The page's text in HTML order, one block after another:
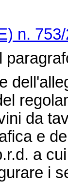
n.
da
e
a
i